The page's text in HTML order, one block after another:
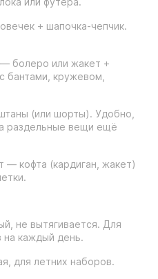
+ шапочка-чепчик.
болеро или жакет +
бантами, кружевом,
(или шорты). Удобно,
раздельные вещи ещё
— кофта (кардиган, жакет)
не вытягивается. Для
на каждый день.
для летних наборов.